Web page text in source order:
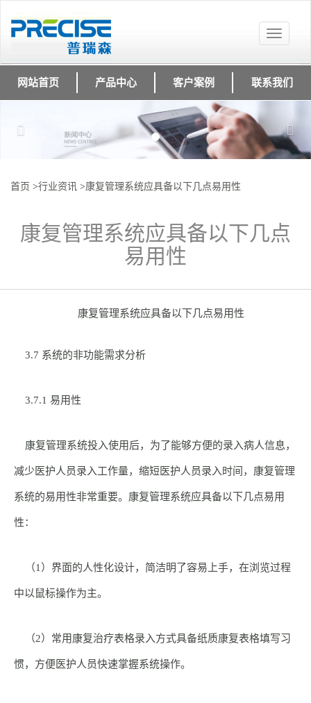
Toggle
网站首页 产品中心 客户案例 联系我们
首页 >行业资讯 >康复管理系统应具备以下几点易用性
康复管理系统应具备以下几点
易用性
康复管理系统应具备以下几点易用性
3.7 系统的非功能需求分析
3.7.1 易用性
康复管理系统投入使用后，为了能够方便的录入病人信息，
减少医护人员录入工作量，缩短医护人员录入时间，康复管理
系统的易用性非常重要。康复管理系统应具备以下几点易用
性：
（1）界面的人性化设计，简洁明了容易上手，在浏览过程
中以鼠标操作为主。
（2）常用康复治疗表格录入方式具备纸质康复表格填写习
惯，方便医护人员快速掌握系统操作。